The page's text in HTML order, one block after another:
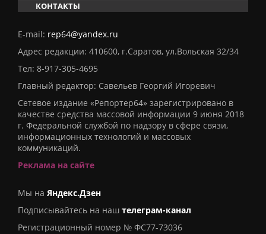
КОНТАКТЫ
E-mail: rep64@yandex.ru
Адрес редакции: 410600, г.Саратов, ул.Вольская 32/34
Тел: 8-917-305-4695
Главный редактор: Савельев Георгий Игоревич
Сетевое издание «Репортер64» зарегистрировано в
качестве средства массовой информации 9 июня 2018
г. Федеральной службой по надзору в сфере связи,
информационных технологий и массовых
коммуникаций.
Реклама на сайте
Мы на Яндекс.Дзен
Подписывайтесь на наш телеграм-канал
Регистрационный номер № ФС77-73036